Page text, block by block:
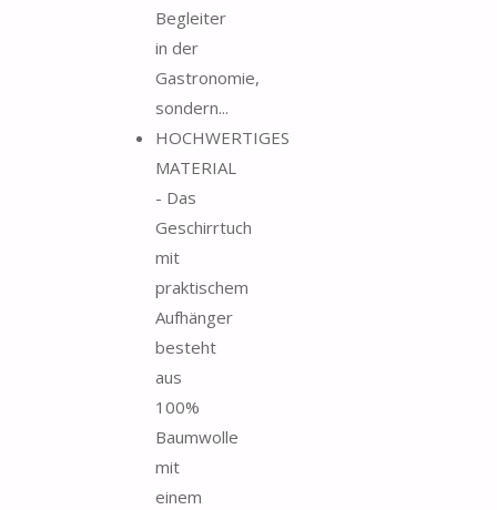
Begleiter
in der
Gastronomie,
sondern...
HOCHWERTIGES
MATERIAL
- Das
Geschirrtuch
mit
praktischem
Aufhänger
besteht
aus
100%
Baumwolle
mit
einem